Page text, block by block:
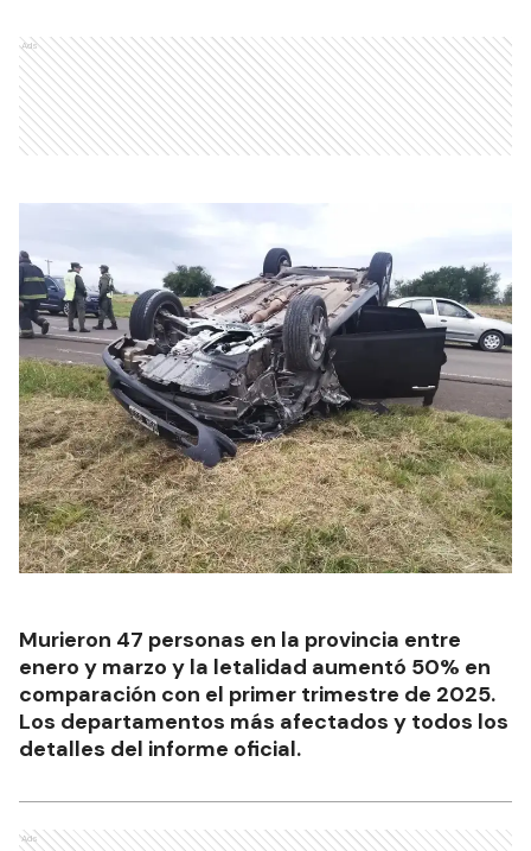
Ads
Murieron 47 personas en la provincia entre
enero y marzo y la letalidad aumentó 50% en
comparación con el primer trimestre de 2025.
Los departamentos más afectados y todos los
detalles del informe oficial.
Ads